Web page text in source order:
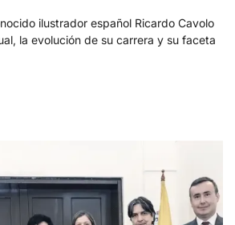
ilustrador español Ricardo Cavolo
la evolución de su carrera y su faceta